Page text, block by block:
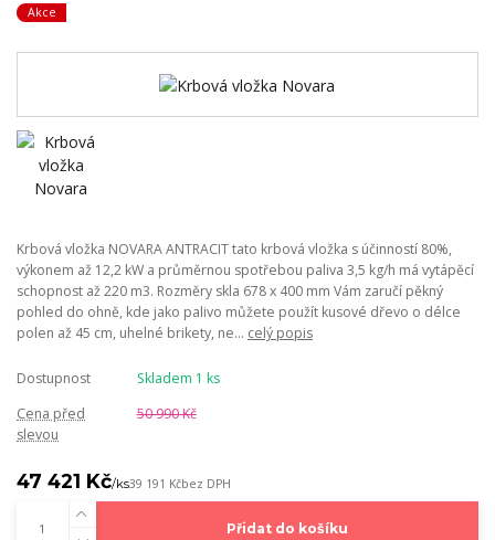
Akce
Krbová vložka NOVARA ANTRACIT tato krbová vložka s účinností 80%,
výkonem až 12,2 kW a průměrnou spotřebou paliva 3,5 kg/h má vytápěcí
schopnost až 220 m3. Rozměry skla 678 x 400 mm Vám zaručí pěkný
pohled do ohně, kde jako palivo můžete použít kusové dřevo o délce
polen až 45 cm, uhelné brikety, ne... celý popis
Dostupnost
Skladem 1 ks
Cena před
slevou
50 990 Kč
47 421 Kč/ks39 191 Kčbez DPH
Přidat do košíku